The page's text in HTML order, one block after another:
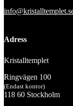
Adress
Kristalltemplet
Ringvägen 100
(Endast kontor)
118 60 Stockholm